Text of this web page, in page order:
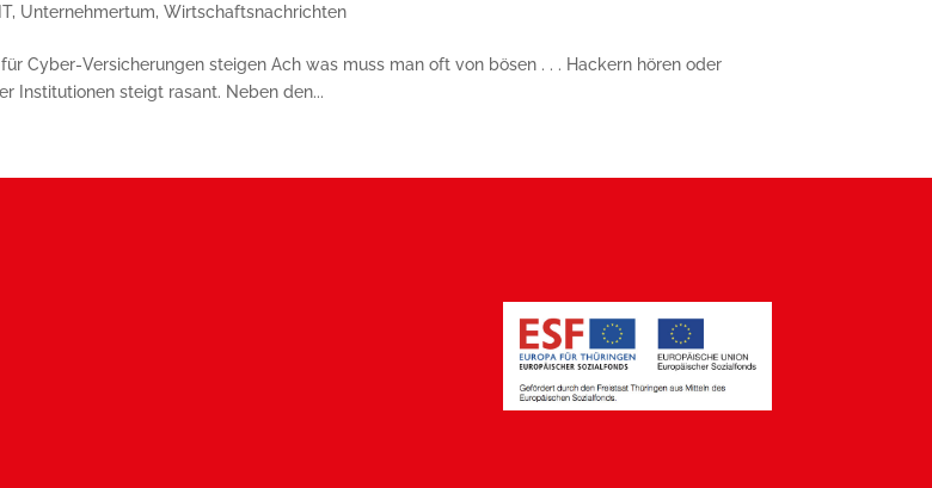
IT, Unternehmertum,Wirtschaftsnachrichten
Cyber-Versicherungen steigen Ach was muss man oft von bösen . . . Hackern hören oder
Insti­tutionen steigt rasant. Neben den...